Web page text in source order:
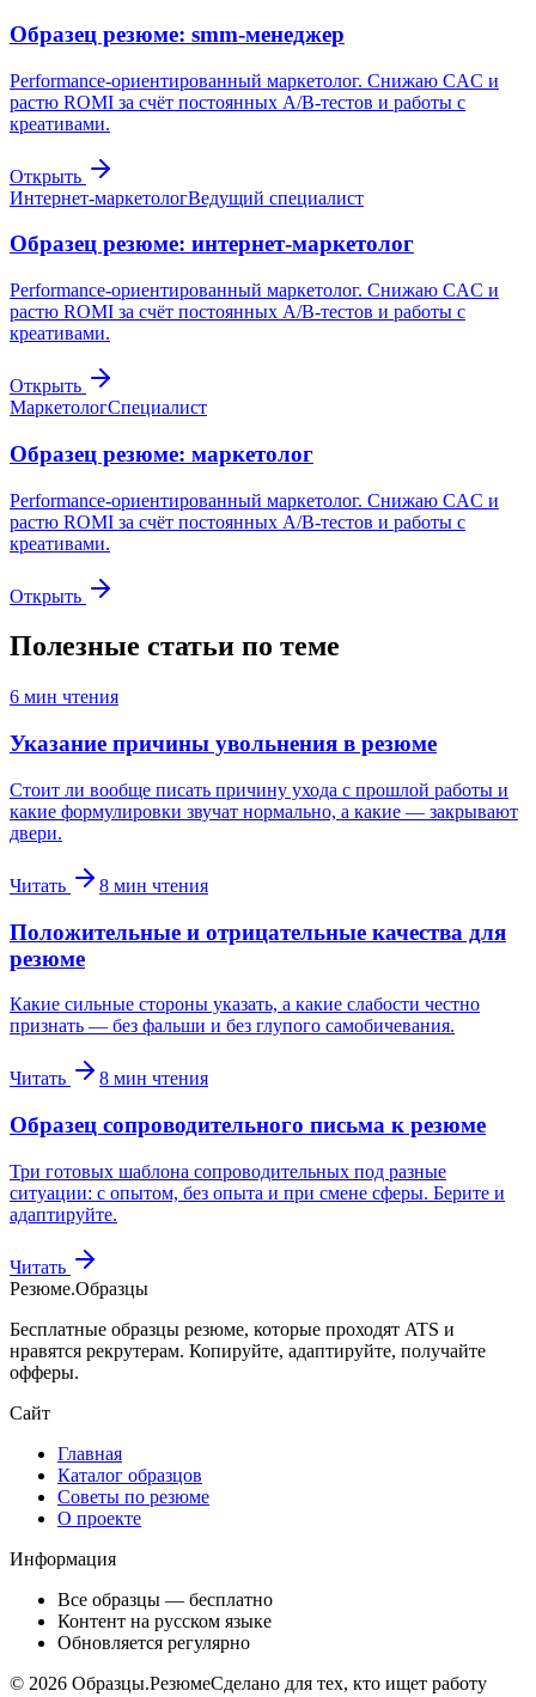
Образец резюме: smm-менеджер
Performance-ориентированный маркетолог. Снижаю CAC и
растю ROMI за счёт постоянных A/B-тестов и работы с
креативами.
Открыть
Интернет-маркетологВедущий специалист
Образец резюме: интернет-маркетолог
Performance-ориентированный маркетолог. Снижаю CAC и
растю ROMI за счёт постоянных A/B-тестов и работы с
креативами.
Открыть
МаркетологСпециалист
Образец резюме: маркетолог
Performance-ориентированный маркетолог. Снижаю CAC и
растю ROMI за счёт постоянных A/B-тестов и работы с
креативами.
Открыть
Полезные статьи по теме
6 мин чтения
Указание причины увольнения в резюме
Стоит ли вообще писать причину ухода с прошлой работы и
какие формулировки звучат нормально, а какие — закрывают
двери.
Читать 8 мин чтения
Положительные и отрицательные качества для
резюме
Какие сильные стороны указать, а какие слабости честно
признать — без фальши и без глупого самобичевания.
Читать 8 мин чтения
Образец сопроводительного письма к резюме
Три готовых шаблона сопроводительных под разные
ситуации: с опытом, без опыта и при смене сферы. Берите и
адаптируйте.
Читать
Резюме.Образцы
Бесплатные образцы резюме, которые проходят ATS и
нравятся рекрутерам. Копируйте, адаптируйте, получайте
офферы.
Сайт
Главная
Каталог образцов
Советы по резюме
О проекте
Информация
Все образцы — бесплатно
Контент на русском языке
Обновляется регулярно
© 2026 Образцы.РезюмеСделано для тех, кто ищет работу